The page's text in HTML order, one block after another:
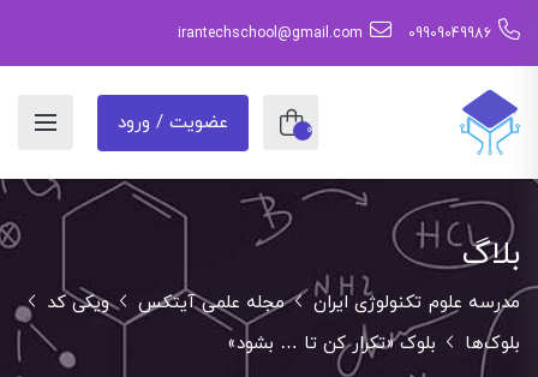
09909049986
irantechschool@gmail.com
0 عضویت / ورود
بلاگ
مدرسه علوم تکنولوژی ایران مجله علمی آیتکس
ویکی کد
بلوک‌ها
بلوک «تکرار کن تا … بشود»